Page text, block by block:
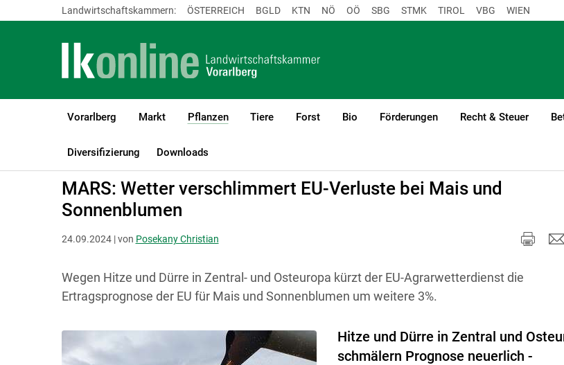
Landwirtschaftskammern: ÖSTERREICH BGLD KTN NÖ OÖ SBG STMK TIROL VBG WIEN
Vorarlberg Markt Pflanzen
(current)1
Tiere Forst Bio Förderungen Recht & Steuer
Diversifizierung Downloads
LK Vorarlberg Pflanzen Ackerkulturen
MARS: Wetter verschlimmert EU-Verluste bei Mais und
Sonnenblumen
24.09.2024 | von Posekany Christian
Wegen Hitze und Dürre in Zentral- und Osteuropa kürzt der EU-Agrarwetterdienst die
Ertragsprognose der EU für Mais und Sonnenblumen um weitere 3%.
Hitze und Dürre in Zentral und
schmälern Prognose neuerlich -